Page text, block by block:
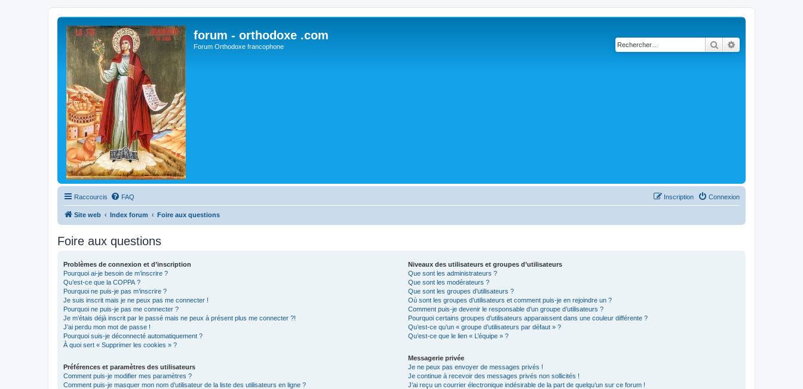
forum - orthodoxe .com
Forum Orthodoxe francophone Rechercher
Raccourcis FAQ Connexion
Inscription
Site web Index forum Foire aux questions
Foire aux questions
Problèmes de connexion et d’inscription
Pourquoi ai-je besoin de m’inscrire ?
Qu’est-ce que la COPPA ?
Pourquoi ne puis-je pas m’inscrire ?
Je suis inscrit mais je ne peux pas me connecter !
Pourquoi ne puis-je pas me connecter ?
Je m’étais déjà inscrit par le passé mais ne peux à présent plus me connecter ?!
J’ai perdu mon mot de passe !
Pourquoi suis-je déconnecté automatiquement ?
À quoi sert « Supprimer les cookies » ?
Préférences et paramètres des utilisateurs
Comment puis-je modifier mes paramètres ?
Comment puis-je masquer mon nom d’utilisateur de la liste des utilisateurs en ligne ?
Niveaux des utilisateurs et groupes d’utilisateurs
Que sont les administrateurs ?
Que sont les modérateurs ?
Que sont les groupes d’utilisateurs ?
Où sont les groupes d’utilisateurs et comment puis-je en rejoindre un ?
Comment puis-je devenir le responsable d’un groupe d’utilisateurs ?
Pourquoi certains groupes d’utilisateurs apparaissent dans une couleur différente ?
Qu’est-ce qu’un « groupe d’utilisateurs par défaut » ?
Qu’est-ce que le lien « L’équipe » ?
Messagerie privée
Je ne peux pas envoyer de messages privés !
Je continue à recevoir des messages privés non sollicités !
J’ai reçu un courrier électronique indésirable de la part de quelqu’un sur ce forum !